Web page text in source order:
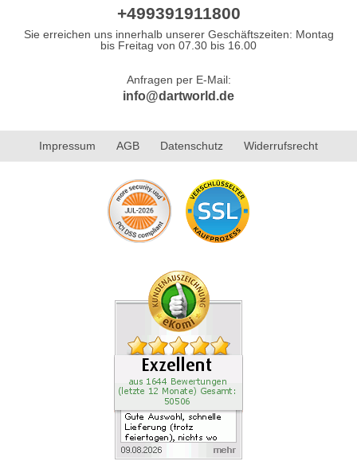
+499391911800
Sie erreichen uns innerhalb unserer Geschäftszeiten: Montag
bis Freitag von 07.30 bis 16.00
Anfragen per E-Mail:
info@dartworld.de
Impressum AGB Datenschutz Widerrufsrecht